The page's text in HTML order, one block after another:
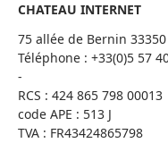
CHATEAU INTERNET
75 allée de Bernin
Téléphone : +33(0)5 57
-
RCS : 424 865 798 00013
code APE : 513 J
TVA : FR43424865798